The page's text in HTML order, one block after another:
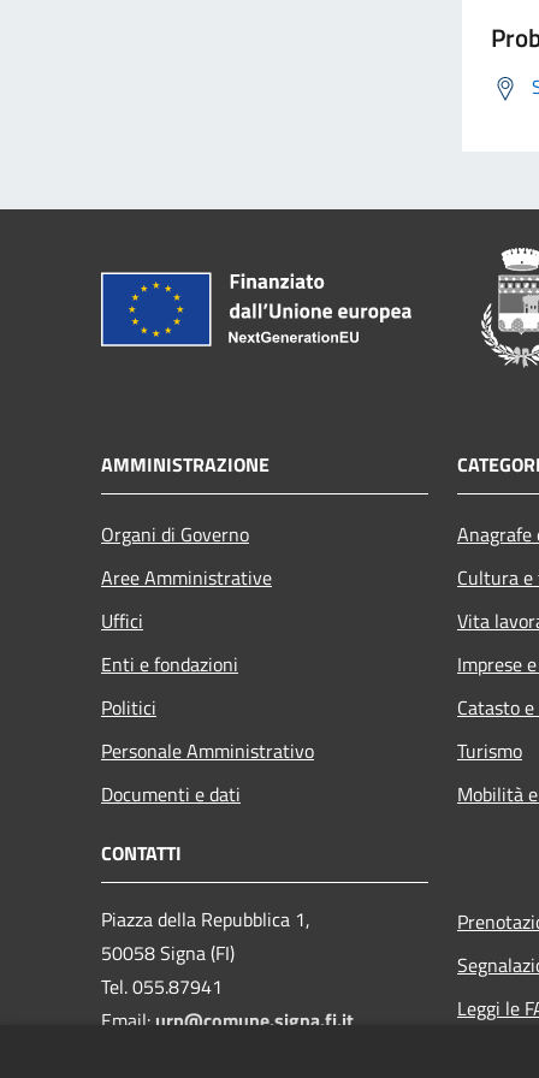
AMMINISTRAZIONE
Organi di Governo
Aree Amministrative
Uffici
Enti e fondazioni
Politici
Personale Amministrativo
Documenti e dati
Cultura
Vita
Imprese
Catasto
Turismo
Mobilità
CONTATTI
Piazza della Repubblica 1,
50058 Signa (FI)
Tel. 055.87941
Email:urp@comune.signa.fi.it
Leggi le